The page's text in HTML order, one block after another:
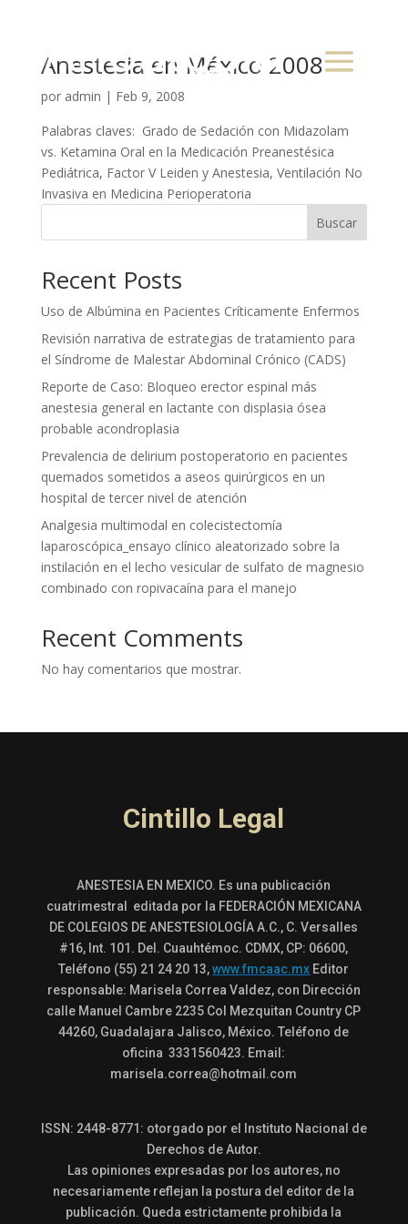
Anestesia en México 2008
por admin | Feb 9, 2008
Palabras claves: Grado de Sedación con Midazolam
vs. Ketamina Oral en la Medicación Preanestésica
Pediátrica, Factor V Leiden y Anestesia, Ventilación No
Invasiva en Medicina Perioperatoria
Buscar
Recent Posts
Uso de Albúmina en Pacientes Críticamente Enfermos
Revisión narrativa de estrategias de tratamiento para
el Síndrome de Malestar Abdominal Crónico (CADS)
Reporte de Caso: Bloqueo erector espinal más
anestesia general en lactante con displasia ósea
probable acondroplasia
Prevalencia de delirium postoperatorio en pacientes
quemados sometidos a aseos quirúrgicos en un
hospital de tercer nivel de atención
Analgesia multimodal en colecistectomía
laparoscópica_ensayo clínico aleatorizado sobre la
instilación en el lecho vesicular de sulfato de magnesio
combinado con ropivacaína para el manejo
Recent Comments
No hay comentarios que mostrar.
Cintillo Legal
ANESTESIA EN MEXICO. Es una publicación
cuatrimestral editada por la FEDERACIÓN MEXICANA
DE COLEGIOS DE ANESTESIOLOGÍA A.C., C. Versalles
#16, Int. 101. Del. Cuauhtémoc. CDMX, CP: 06600,
Teléfono (55) 21 24 20 13,www.fmcaac.mx Editor
responsable: Marisela Correa Valdez, con Dirección
calle Manuel Cambre 2235 Col Mezquitan Country CP
44260, Guadalajara Jalisco, México. Teléfono de
oficina 3331560423. Email:
marisela.correa@hotmail.com
ISSN: 2448-8771: otorgado por el Instituto Nacional de
Derechos de Autor.
Las opiniones expresadas por los autores, no
necesariamente reflejan la postura del editor de la
publicación. Queda estrictamente prohibida la